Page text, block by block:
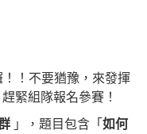
！不要猶豫，來發揮
緊組隊報名參賽！
」，題目包含「 如何